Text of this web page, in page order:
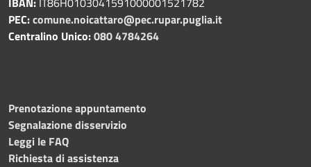
PEC:comune.noicattaro@pec.rupar.puglia.it
Centralino Unico:080 4784264
Prenotazione appuntamento
Segnalazione disservizio
Leggi le FAQ
Richiesta di assistenza